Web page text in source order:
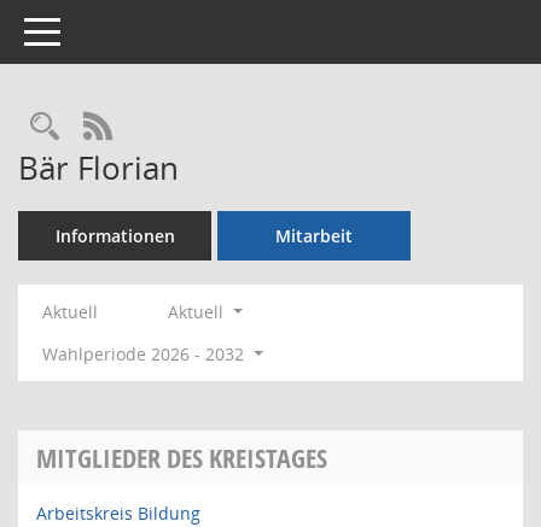
Toggle navigation
Rechercheauswahl
RSS-Feed
Bär Florian
Informationen Mitarbeit
Aktuell
Aktuell
Wahlperiode 2026 - 2032
MITGLIEDER DES KREISTAGES
Arbeitskreis Bildung